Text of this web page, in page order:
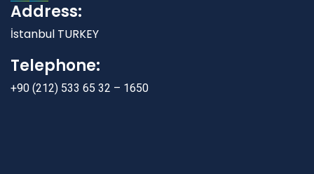
Address:
İstanbul TURKEY
Telephone:
+90 (212) 533 65 32 – 1650